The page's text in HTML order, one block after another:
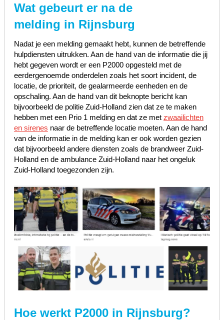
Wat gebeurt er na de
melding in Rijnsburg
Nadat je een melding gemaakt hebt, kunnen de betreffende
hulpdiensten uitrukken. Aan de hand van de informatie die jij
hebt gegeven wordt er een P2000 opgesteld met de
eerdergenoemde onderdelen zoals het soort incident, de
locatie, de prioriteit, de gealarmeerde eenheden en de
opschaling. Aan de hand van dit beknopte bericht kan
bijvoorbeeld de politie Zuid-Holland zien dat ze te maken
hebben met een Prio 1 melding en dat ze met zwaailichten
en sirenes naar de betreffende locatie moeten. Aan de hand
van de informatie in de melding kan er ook worden gezien
dat bijvoorbeeld andere diensten zoals de brandweer Zuid-
Holland en de ambulance Zuid-Holland naar het ongeluk
Zuid-Holland toegezonden zijn.
Hoe werkt P2000 in Rijnsburg?